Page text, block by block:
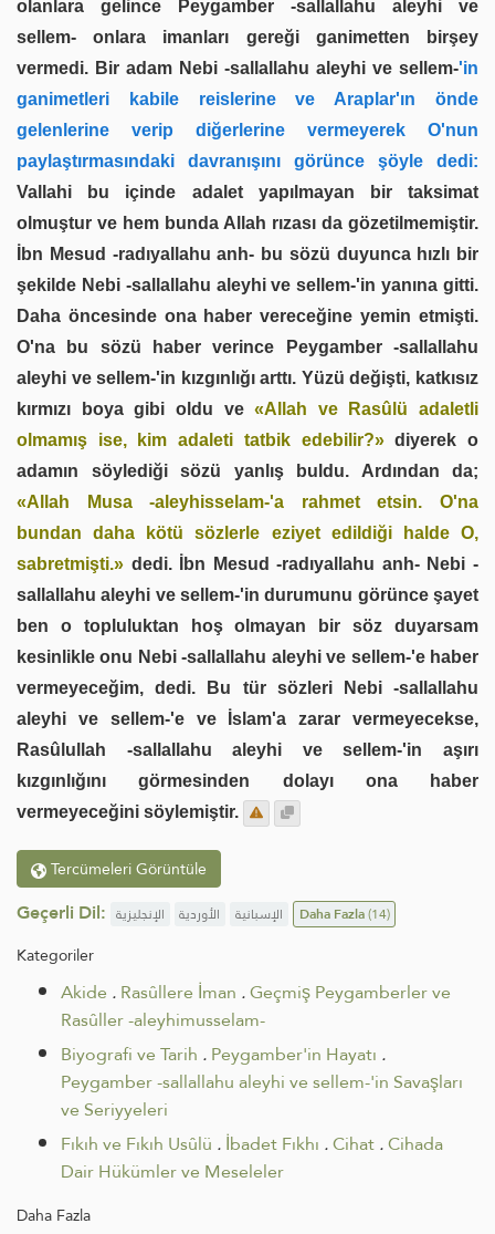
olanlara gelince Peygamber -sallallahu aleyhi ve
sellem- onlara imanları gereği ganimetten birşey
vermedi. Bir adam Nebi -sallallahu aleyhi ve sellem-'in
ganimetleri kabile reislerine ve Araplar'ın önde
gelenlerine verip diğerlerine vermeyerek O'nun
paylaştırmasındaki davranışını görünce şöyle dedi:
Vallahi bu içinde ada­let yapılmayan bir taksimat
olmuştur ve hem bunda Allah rızası da gözetilmemiştir.
İbn Mesud -radıyallahu anh- bu sözü duyunca hızlı bir
şekilde Nebi -sallallahu aleyhi ve sellem-'in yanına gitti.
Daha öncesinde ona haber vereceğine yemin etmişti.
O'na bu sözü haber verince Peygamber -sallallahu
aleyhi ve sellem-'in kızgınlığı arttı. Yüzü değişti, katkısız
kırmızı boya gibi oldu ve«Allah ve Rasûlü adaletli
olmamış ise, kim adaleti tatbik edebi­lir?»diyerek o
adamın söylediği sözü yanlış buldu. Ardından da;
«Allah Musa -aleyhisselam-'a rahmet etsin. O'na
bundan daha kötü sözlerle eziyet edildiği halde O,
sabretmişti.» dedi. İbn Mesud -radıyallahu anh- Nebi -
sallallahu aleyhi ve sellem-'in durumunu görünce şayet
ben o topluluktan hoş olmayan bir söz duyarsam
kesinlikle onu Nebi -sallallahu aleyhi ve sellem-'e haber
vermeyeceğim, dedi. Bu tür sözleri Nebi -sallallahu
aleyhi ve sellem-'e ve İslam'a zarar vermeyecekse,
Rasûlullah -sallallahu aleyhi ve sellem-'in aşırı
kızgınlığını görmesinden dolayı ona haber
vermeyeceğini söylemiştir.
Tercümeleri Görüntüle
Geçerli Dil: الإنجليزية الأوردية الإسبانية Daha Fazla(14)
Kategoriler
Akide .Rasûllere İman .Geçmiş Peygamberler ve
Rasûller -aleyhimusselam-
Biyografi ve Tarih .Peygamber'in Hayatı .
Peygamber -sallallahu aleyhi ve sellem-'in Savaşları
ve Seriyyeleri
Fıkıh ve Fıkıh Usûlü .İbadet Fıkhı .Cihat.Cihada
Dair Hükümler ve Meseleler
Daha Fazla